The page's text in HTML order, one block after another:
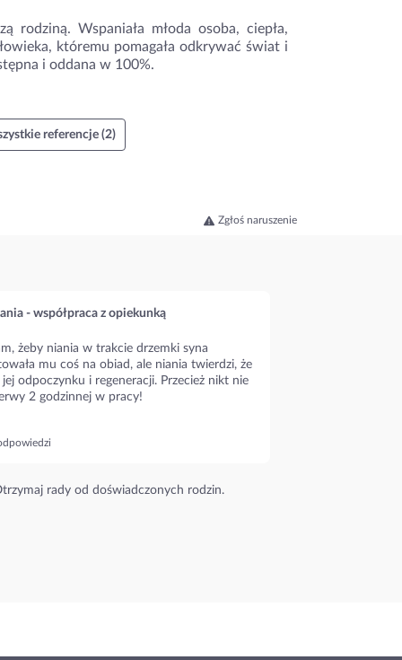
Wspaniała młoda osoba, ciepła,
któremu pomagała odkrywać świat i
i oddana w 100%.
referencje (2)
Zgłoś naruszenie
- współpraca z opiekunką
żeby niania w trakcie drzemki syna
mu coś na obiad, ale niania twierdzi, że
odpoczynku i regeneracji. Przecież nikt nie
2 godzinnej w pracy!
rady od doświadczonych rodzin.